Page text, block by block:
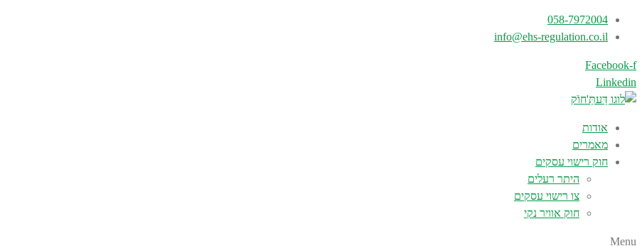
058-7972004
info@ehs-regulation.co.il
Facebook-f
Linkedin
אודות
מאמרים
חוק רישוי עסקים
היתר רעלים
צו רישוי עסקים
חוק אוויר נקי
Menu